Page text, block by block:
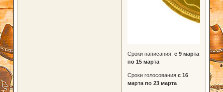
Сроки написания: с 9 марта
по 15 марта
Сроки голосованияс 16
марта по 23 марта